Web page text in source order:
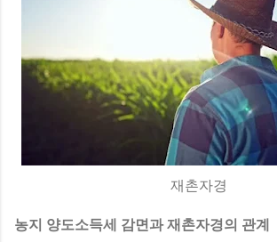
재촌자경
농지 양도소득세 감면과 재촌자경의 관계